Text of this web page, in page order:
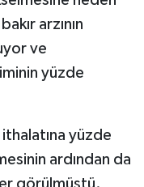
arzının
ve
yüzde
ithalatına yüzde
ardından da
görülmüştü.